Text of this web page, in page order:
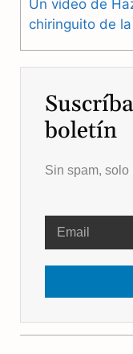
Un vídeo de
chiringuito de
boletín
Sin spam, solo